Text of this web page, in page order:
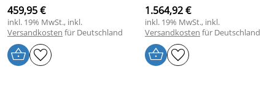
459,95 €
inkl. 19% MwSt., inkl.
Versandkosten für Deutschland
1.564,92 €
inkl. 19% MwSt., inkl.
Versandkosten für Deutschland